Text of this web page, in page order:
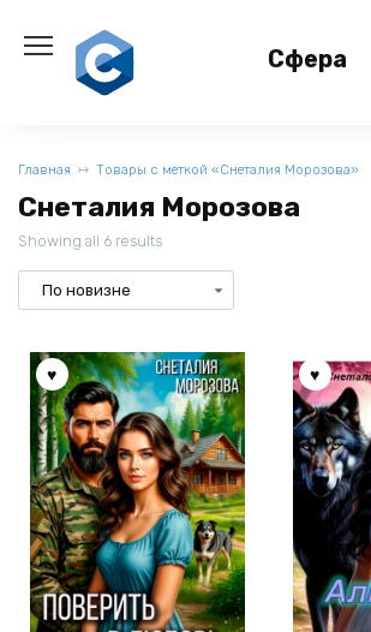
содержанию
Сфера
Главная Товары с меткой «Снеталия Морозова»
Снеталия Морозова
Showing all 6 results